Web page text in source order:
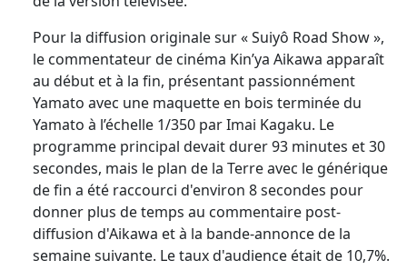
Pour la diffusion originale sur « Suiyô Road Show »,
le commentateur de cinéma Kin’ya Aikawa apparaît
au début et à la fin, présentant passionnément
Yamato avec une maquette en bois terminée du
Yamato à l’échelle 1/350 par Imai Kagaku. Le
programme principal devait durer 93 minutes et 30
secondes, mais le plan de la Terre avec le générique
de fin a été raccourci d'environ 8 secondes pour
donner plus de temps au commentaire post-
diffusion d'Aikawa et à la bande-annonce de la
semaine suivante. Le taux d'audience était de 10,7%.